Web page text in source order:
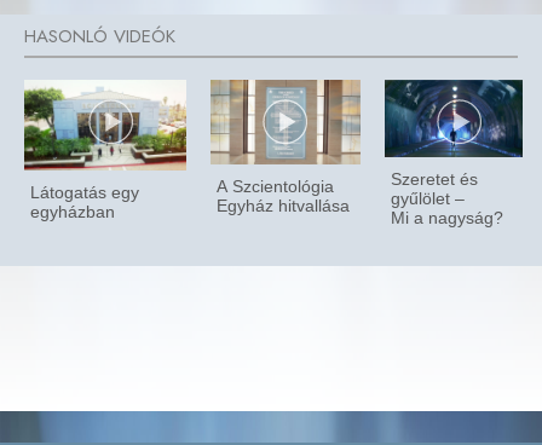
Látogatás egy
egyházban
A Szcientológia
Egyház hitvallása
Szeretet és
gyűlölet –
Mi a nagyság?